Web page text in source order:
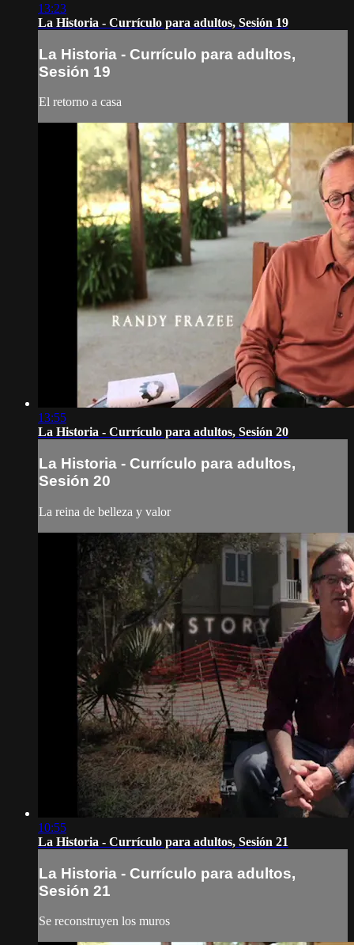
13:23
La Historia - Currículo para adultos, Sesión 19
La Historia - Currículo para adultos,
Sesión 19
El retorno a casa
13:55
La Historia - Currículo para adultos, Sesión 20
La Historia - Currículo para adultos,
Sesión 20
La reina de belleza y valor
10:55
La Historia - Currículo para adultos, Sesión 21
La Historia - Currículo para adultos,
Sesión 21
Se reconstruyen los muros